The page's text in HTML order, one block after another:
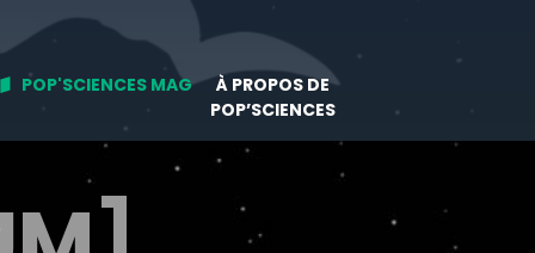
POP'SCIENCES MAG
À PROPOS DE
POP’SCIENCES